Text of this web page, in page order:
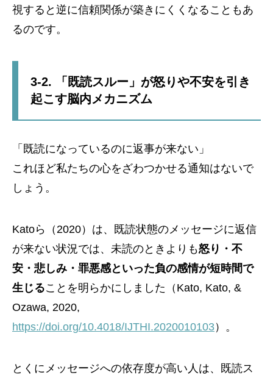
視すると逆に信頼関係が築きにくくなることもあ
るのです。
3-2. 「既読スルー」が怒りや不安を引き
起こす脳内メカニズム
「既読になっているのに返事が来ない」
これほど私たちの心をざわつかせる通知はないで
しょう。
Katoら（2020）は、既読状態のメッセージに返信
が来ない状況では、未読のときよりも怒り・不
安・悲しみ・罪悪感といった負の感情が短時間で
生じることを明らかにしました（Kato, Kato, &
Ozawa, 2020,
https://doi.org/10.4018/IJTHI.2020010103）。
とくにメッセージへの依存度が高い人は、既読ス